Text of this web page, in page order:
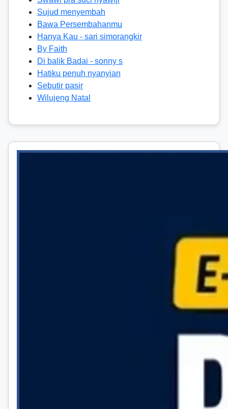
Sujud menyembah
Bawa Persembahanmu
Hanya Kau - sari simorangkir
By Faith
Di balik Badai - sonny s
Hatiku penuh nyanyian
Sebutir pasir
Wilujeng Natal